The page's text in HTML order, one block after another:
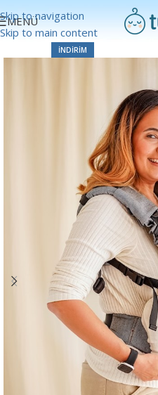
Skip to navigation
Skip to main content
MENÜ
İNDIRIM